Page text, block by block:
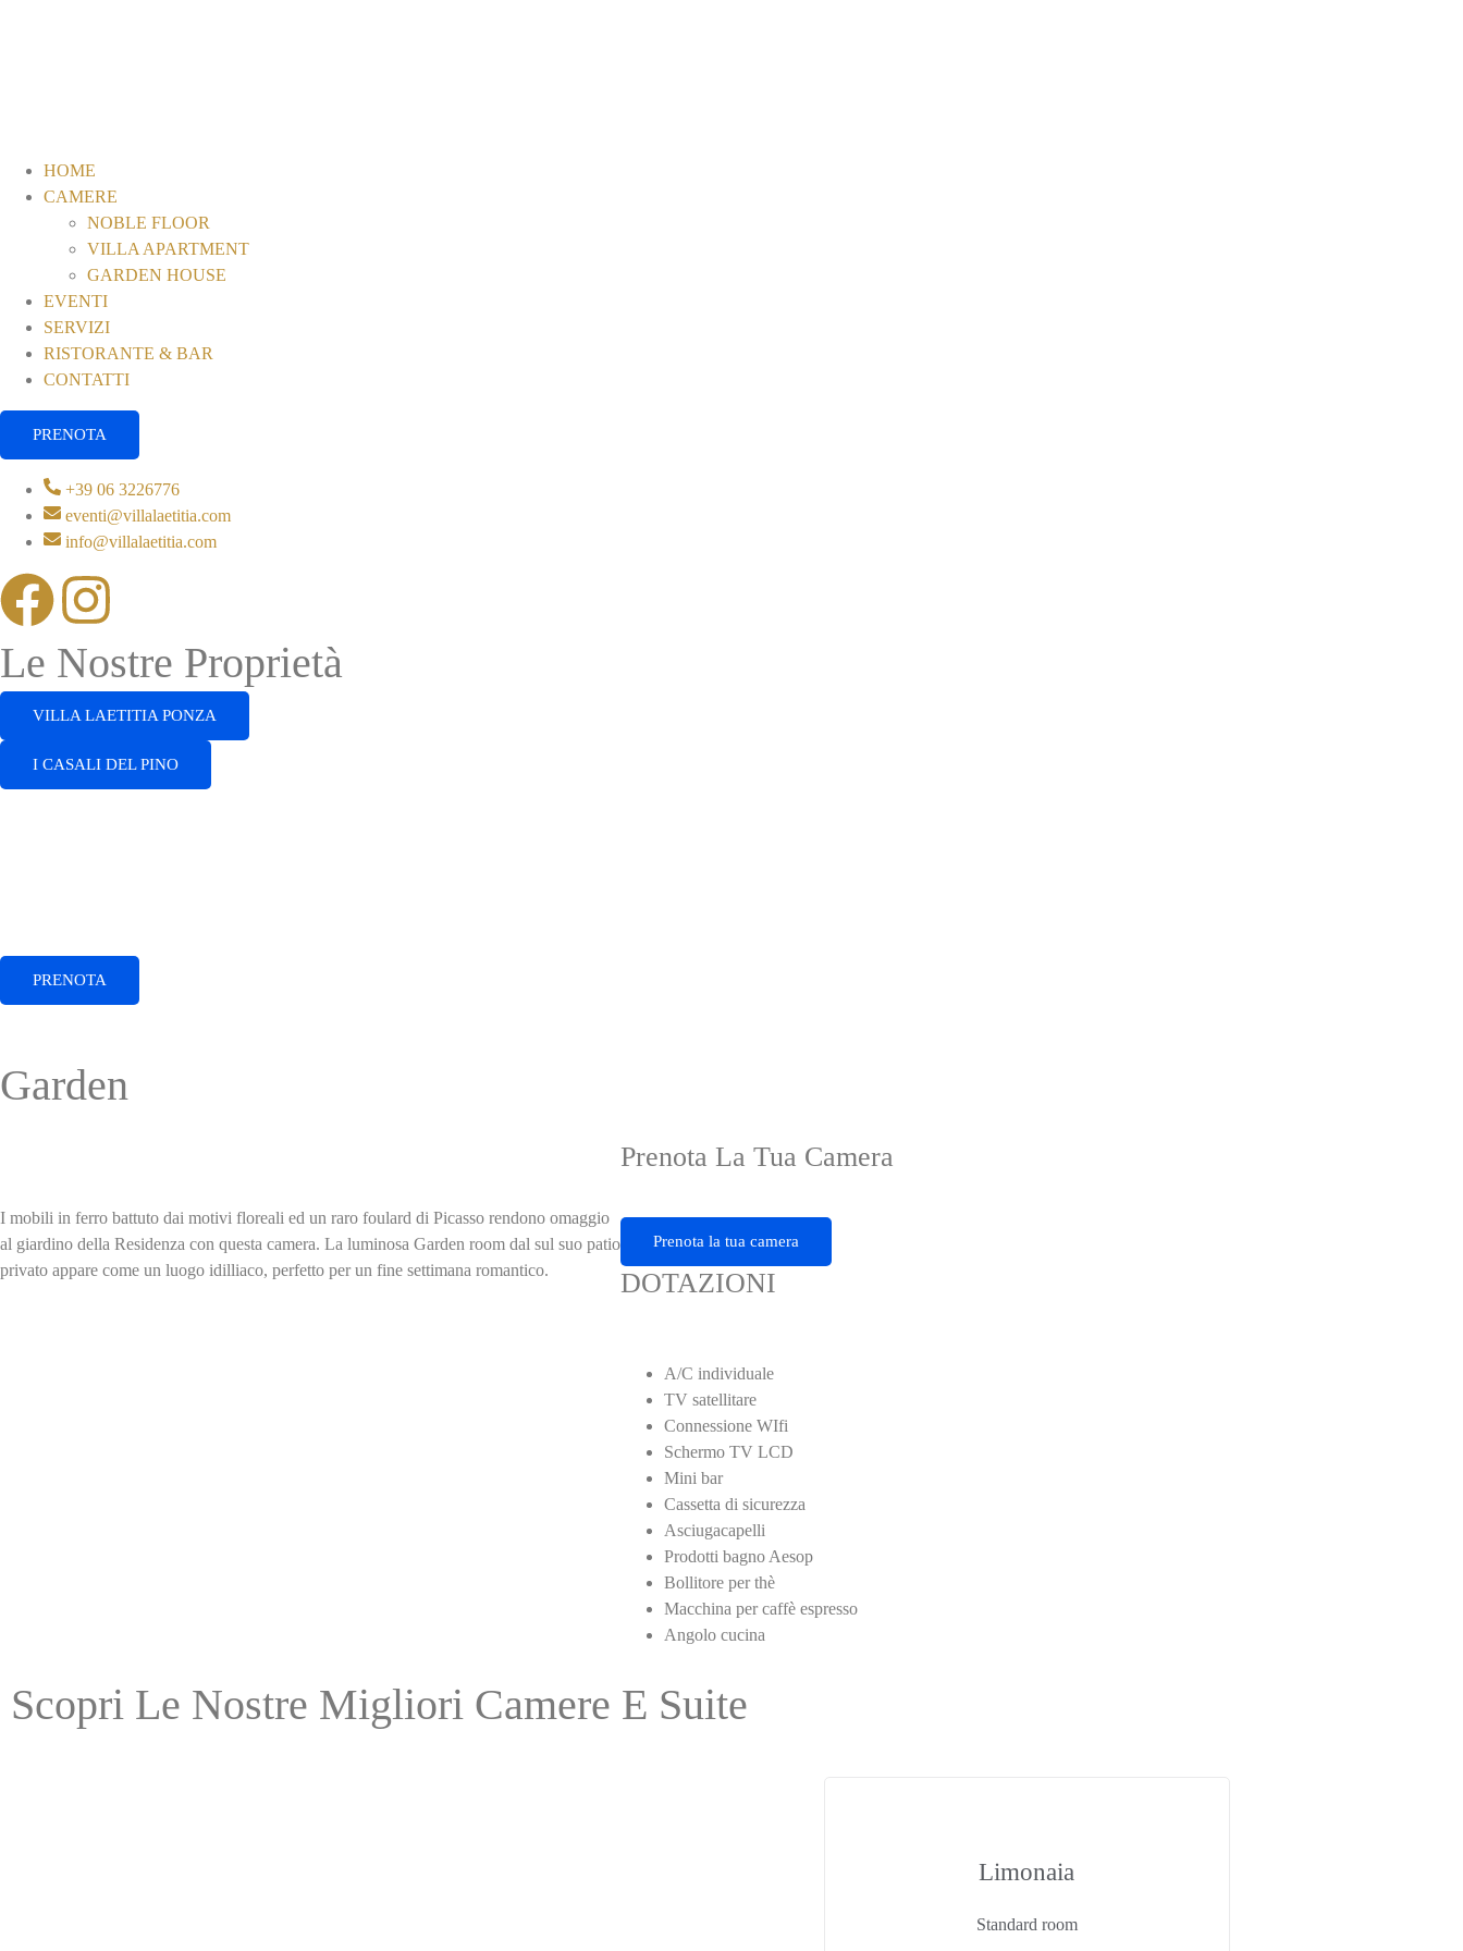
HOME
CAMERE
NOBLE FLOOR
VILLA APARTMENT
GARDEN HOUSE
EVENTI
SERVIZI
RISTORANTE & BAR
CONTATTI
PRENOTA
+39 06 3226776
eventi@villalaetitia.com
info@villalaetitia.com
Le Nostre Proprietà
VILLA LAETITIA PONZA
I CASALI DEL PINO
PRENOTA
Garden
I mobili in ferro battuto dai motivi floreali ed un raro foulard di Picasso rendono omaggio
al giardino della Residenza con questa camera. La luminosa Garden room dal sul suo patio
privato appare come un luogo idilliaco, perfetto per un fine settimana romantico.
Prenota La Tua Camera
Prenota la tua camera
DOTAZIONI
A/C individuale
TV satellitare
Connessione WIfi
Schermo TV LCD
Mini bar
Cassetta di sicurezza
Asciugacapelli
Prodotti bagno Aesop
Bollitore per thè
Macchina per caffè espresso
Angolo cucina
Scopri Le Nostre Migliori Camere E Suite
Limonaia
Standard room